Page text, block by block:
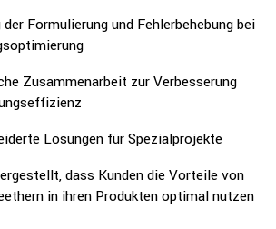
Formulierung und Fehlerbehebung bei
Zusammenarbeit zur Verbesserung
Lösungen für Spezialprojekte
dass Kunden die Vorteile von
in ihren Produkten optimal nutzen